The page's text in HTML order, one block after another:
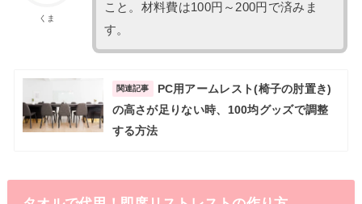
くま
こと。材料費は100円～200円で済みま
す。
関連記事
PC用アームレスト(椅子の肘置き)
の高さが足りない時、100均グッズで調整
する方法